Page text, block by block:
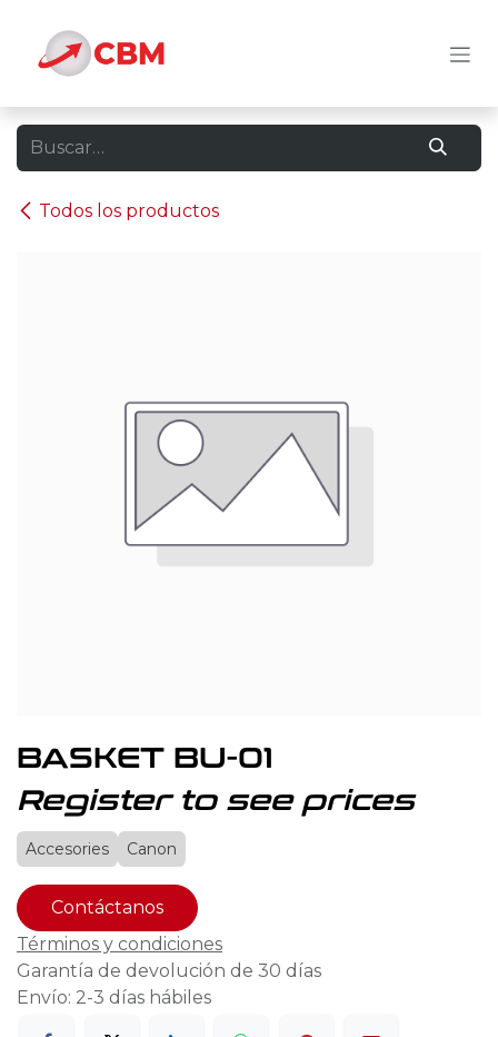
Todos los productos
BASKET BU-01
Register to see prices
Accesories Canon
Contáctanos
Términos y condiciones
Garantía de devolución de 30 días
Envío: 2-3 días hábiles